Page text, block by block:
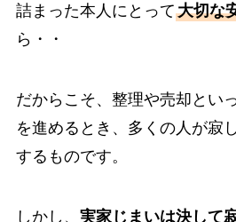
詰まった本人にとって大切な
ら・・
だからこそ、整理や売却とい
を進めるとき、多くの人が寂
するものです。
しかし、 実家じまいは決して